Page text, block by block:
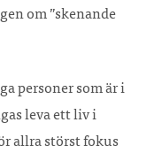
om ”skenande
personer som är i
leva ett liv i
allra störst fokus